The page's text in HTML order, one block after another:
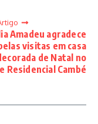
Amadeu agradece
visitas em casa
de Natal no
Residencial Cambé